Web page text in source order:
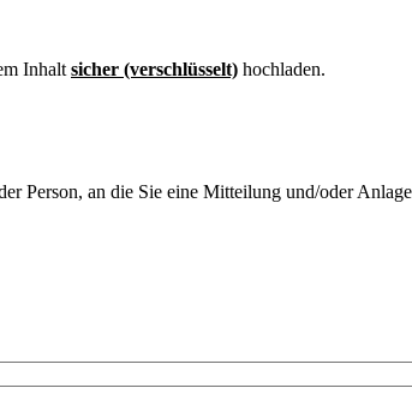
Inhalt sicher (verschlüsselt) hochladen.
Person, an die Sie eine Mitteilung und/oder